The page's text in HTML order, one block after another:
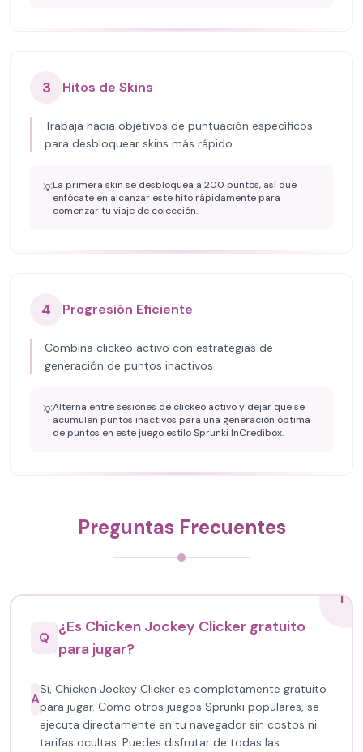
3 Hitos de Skins
Trabaja hacia objetivos de puntuación específicos
para desbloquear skins más rápido
💡La primera skin se desbloquea a 200 puntos, así que
enfócate en alcanzar este hito rápidamente para
comenzar tu viaje de colección.
4 Progresión Eficiente
Combina clickeo activo con estrategias de
generación de puntos inactivos
💡Alterna entre sesiones de clickeo activo y dejar que se
acumulen puntos inactivos para una generación óptima
de puntos en este juego estilo Sprunki InCredibox.
Preguntas Frecuentes
1
Q
¿Es Chicken Jockey Clicker gratuito
para jugar?
A
Sí, Chicken Jockey Clicker es completamente gratuito
para jugar. Como otros juegos Sprunki populares, se
ejecuta directamente en tu navegador sin costos ni
tarifas ocultas. Puedes disfrutar de todas las